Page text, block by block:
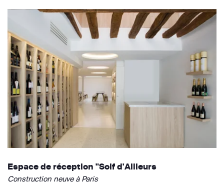
Espace de réception "Soif d'Ailleurs
Construction neuve à Paris